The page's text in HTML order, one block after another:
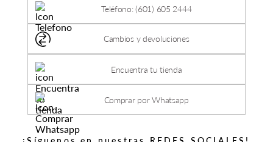
Teléfono: (601) 605 2444
Cambios y devoluciones
Encuentra tu tienda
Comprar por Whatsapp